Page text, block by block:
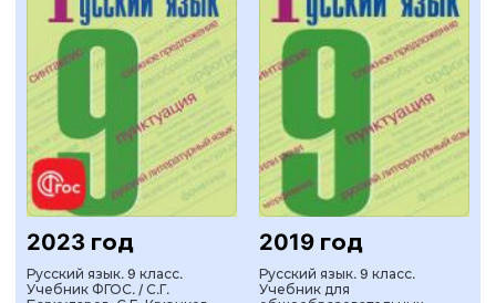
2023 год
Русский язык. 9 класс.
Учебник ФГОС. / С.Г.
2019 год
Русский язык. 9 класс.
Учебник для